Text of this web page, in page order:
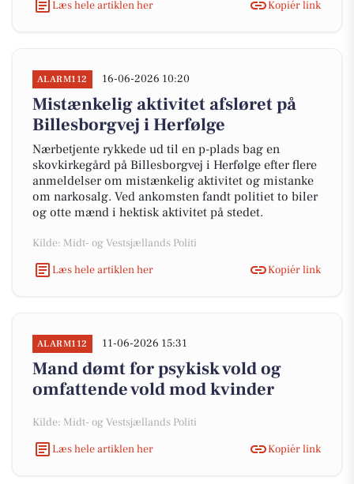
Læs hele artiklen her
Kopiér link
ALARM112 16-06-2026 10:20
Mistænkelig aktivitet afsløret på
Billesborgvej i Herfølge
Nærbetjente rykkede ud til en p-plads bag en
skovkirkegård på Billesborgvej i Herfølge efter flere
anmeldelser om mistænkelig aktivitet og mistanke
om narkosalg. Ved ankomsten fandt politiet to biler
og otte mænd i hektisk aktivitet på stedet.
Kilde: Midt- og Vestsjællands Politi
Læs hele artiklen her
Kopiér link
ALARM112 11-06-2026 15:31
Mand dømt for psykisk vold og
omfattende vold mod kvinder
Kilde: Midt- og Vestsjællands Politi
Læs hele artiklen her
Kopiér link